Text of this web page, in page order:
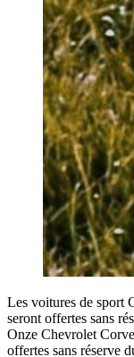
Les voitures de sport
seront offertes sans
Onze Chevrolet
offertes sans réserve